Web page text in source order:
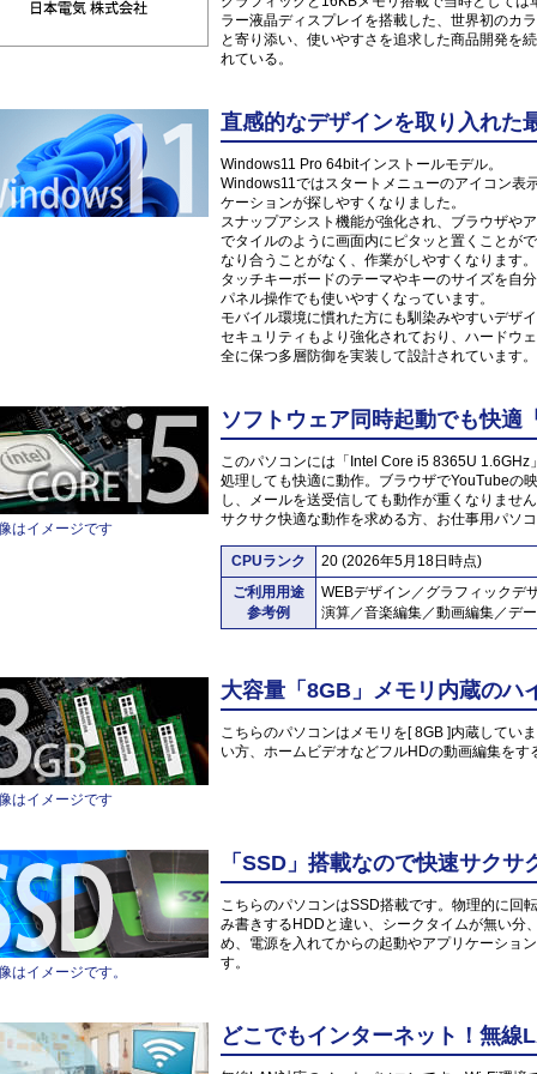
ラー液晶ディスプレイを搭載した、世界初のカ
と寄り添い、使いやすさを追求した商品開発を
れている。
直感的なデザインを取り入れた
Windows11 Pro 64bitインストールモデル。
Windows11ではスタートメニューのアイコン表
ケーションが探しやすくなりました。
スナップアシスト機能が強化され、ブラウザや
でタイルのように画面内にピタッと置くことが
なり合うことがなく、作業がしやすくなります。
タッチキーボードのテーマやキーのサイズを自
パネル操作でも使いやすくなっています。
モバイル環境に慣れた方にも馴染みやすいデザ
セキュリティもより強化されており、ハードウ
全に保つ多層防御を実装して設計されています。
はイメージです
ソフトウェア同時起動でも快適
このパソコンには「Intel Core i5 8365U
処理しても快適に動作。ブラウザでYouTubeの
し、メールを送受信しても動作が重くなりませ
サクサク快適な動作を求める方、お仕事用パソ
CPUランク
20 (2026年5月18日時点)
ご利用用途
参考例
WEBデザイン／グラフィックデ
演算／音楽編集／動画編集／デ
はイメージです
大容量「8GB」メモリ内蔵のハ
こちらのパソコンはメモリを[ 8GB ]内蔵してい
い方、ホームビデオなどフルHDの動画編集をす
はイメージです。
「SSD」搭載なので快速サクサ
こちらのパソコンはSSD搭載です。物理的に回
み書きするHDDと違い、シークタイムが無い分
め、電源を入れてからの起動やアプリケーショ
す。
どこでもインターネット！無線